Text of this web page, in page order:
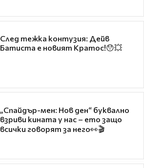
След тежка контузия: Дейв
Батиста е новият Кратос!😯💥
„Спайдър-мен: Нов ден“ буквално
взриви кината у нас – ето защо
всички говорят за него👀🎬